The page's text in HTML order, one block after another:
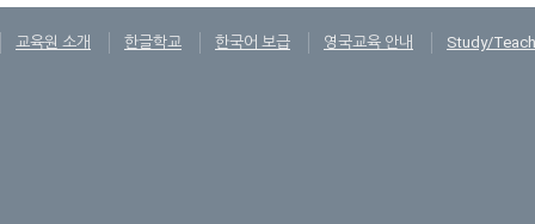
교육원 소개 한글학교 한국어 보급 영국교육 안내 Study/